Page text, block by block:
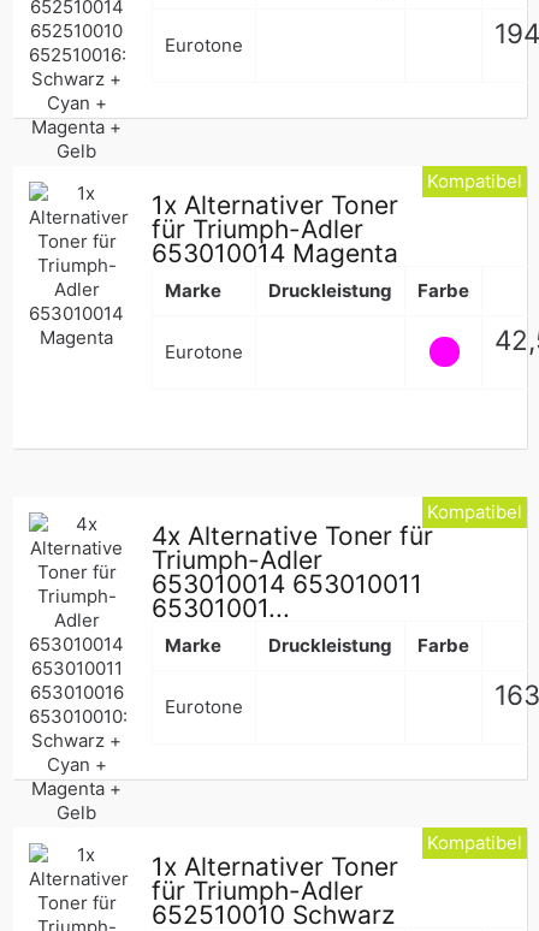
Eurotone
1x Alternativer Toner
für Triumph-Adler
653010014 Magenta
Marke Druckleistung Farbe
Eurotone
Kompatibel
4x Alternative Toner für
Triumph-Adler
653010014 653010011
65301001...
Marke Druckleistung Farbe
Eurotone
Kompatibel
1x Alternativer Toner
für Triumph-Adler
652510010 Schwarz
Kompatibel